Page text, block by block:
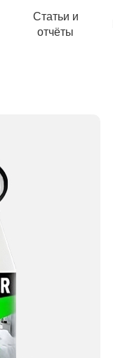
Статьи и
отчёты